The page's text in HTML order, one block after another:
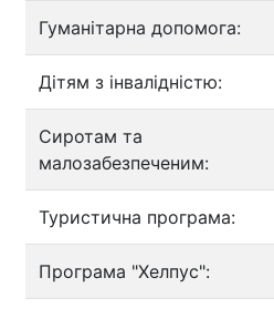
Гуманітарна допомога:
Дітям з інвалідністю:
Сиротам та
малозабезпеченим:
Туристична програма:
Програма "Хелпус":